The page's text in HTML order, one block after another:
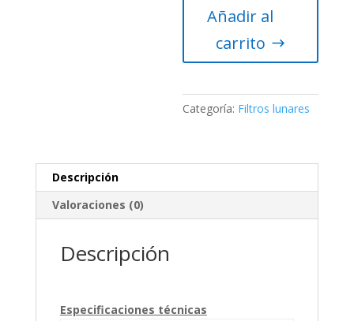
Planetarium
T=
cantidad
Añadir al
carrito
Categoría: Filtros lunares
Descripción
Valoraciones (0)
Descripción
Especificaciones técnicas